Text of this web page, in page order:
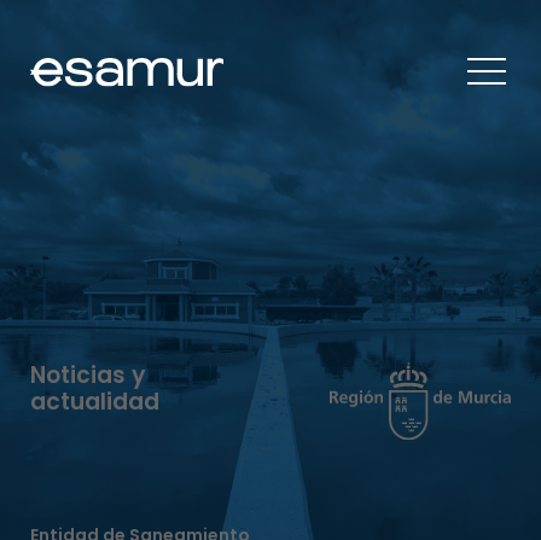
Noticias y
actualidad
Entidad de Saneamiento